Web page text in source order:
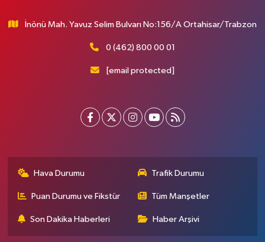
İnönü Mah. Yavuz Selim Bulvarı No:156/A Ortahisar/Trabzon
0 (462) 800 00 01
[email protected]
Hava Durumu Trafik Durumu
Puan Durumu ve Fikstür Tüm Manşetler
Son Dakika Haberleri Haber Arşivi